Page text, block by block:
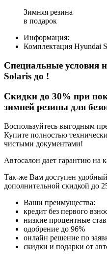
Зимняя резина
в подарок
Информация:
Комплектация Hyundai
Специальные условия
Solaris до !
Скидки до 30% при
зимней резины для
Воспользуйтесь выгодным
Купите полностью
чистыми документами!
Автосалон дает гарантию на
Так-же Вам доступен
дополнительной скидкой до
Ваши преимущества:
кредит без первого
низкие процентные
одобрение до 96%
онлайн решение по
скидки и подарки от